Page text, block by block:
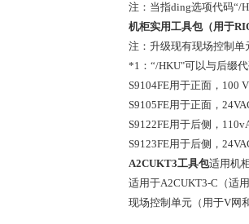
注：当指ding选项代码“/
机柜实用工具包（用于
注：升级现有现场控制单
*1：“/HKU"可以与后缀
S9104FE用于正面，100
S9105FE用于正面，
S9122FE用于后侧，
S9123FE用于后侧，
A2CUKT3工具包适用机
适用于A2CUKT3-C（适
现场控制单元（用于V网